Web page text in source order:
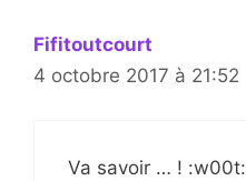
Fifitoutcourt
4 octobre 2017 à 21:52
Va savoir … ! :w00t: